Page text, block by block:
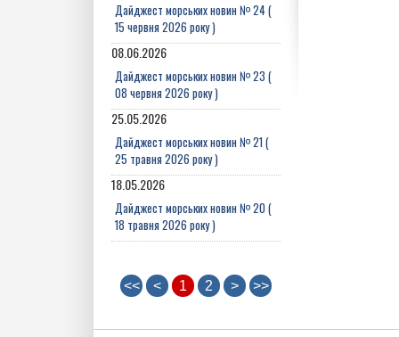
Дайджест морських новин № 24 (
15 червня 2026 року )
08.06.2026
Дайджест морських новин № 23 (
08 червня 2026 року )
25.05.2026
Дайджест морських новин № 21 (
25 травня 2026 року )
18.05.2026
Дайджест морських новин № 20 (
18 травня 2026 року )
<< < 1 2 > >>